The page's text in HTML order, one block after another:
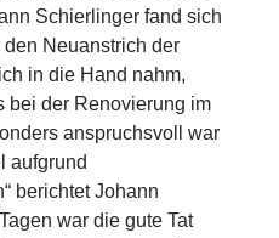
Schierlinger fand sich
Neuanstrich der
in die Hand nahm,
bei der Renovierung im
anspruchsvoll war
aufgrund
berichtet Johann
war die gute Tat